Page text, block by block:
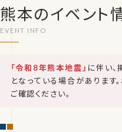
熊本のイベント
「令和8年熊本地震」 に伴い、
となっている場合があります
ご確認ください。